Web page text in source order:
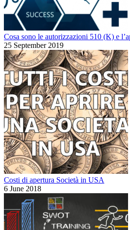
Cosa sono le autorizzazioni 510 (K) e
25 September 2019
Costi di apertura Società in USA
6 June 2018